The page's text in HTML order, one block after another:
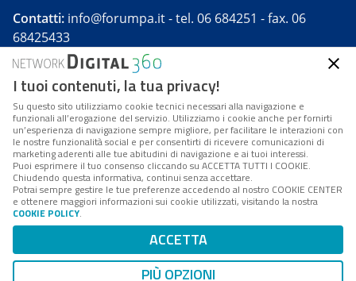
Contatti: info@forumpa.it- tel. 06 684251 - fax. 06
68425433
Forumpa.itè una pubblicazione telematica iscritta
presso Registro della stampa del Tribunale di Roma -
Reg. n. 182 del 2 maggio 2008 - Direttore resp. Michela
Stentella
FPA s.r.l. è società soggetta a Direzione e
Coordinamento da parte di Digital360 S.p.A. - FPA s.r.l.
è un'azienda certificata per il sistema di management
Codice Fiscale/Partita IVA n. 10693191008 - R.E.A. Roma
n. 1249791. ISP AWS
Mappa del sito
I tuoi contenuti, la tua privacy!
Su questo sito utilizziamo cookie tecnici necessari alla navigazione e
funzionali all’erogazione del servizio. Utilizziamo i cookie anche per fornirti
un’esperienza di navigazione sempre migliore, per facilitare le interazioni con
le nostre funzionalità social e per consentirti di ricevere comunicazioni di
marketing aderenti alle tue abitudini di navigazione e ai tuoi interessi.
Puoi esprimere il tuo consenso cliccando su ACCETTA TUTTI I COOKIE.
Chiudendo questa informativa, continui senza accettare.
Potrai sempre gestire le tue preferenze accedendo al nostro COOKIE CENTER
e ottenere maggiori informazioni sui cookie utilizzati, visitando la nostra
COOKIE POLICY.
ACCETTA
PIÙ OPZIONI